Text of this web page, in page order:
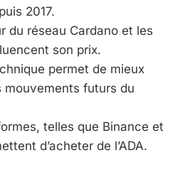
2017.
du réseau Cardano et les
son prix.
permet de mieux
mouvements futurs du
telles que Binance et
d’acheter de l’ADA.